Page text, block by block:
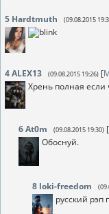
5 Hardtmuth (09.08.2015
4ALEX13 (09.08.2015 19:26) [
Хрень полная если
6At0m (09.08.2015 19:30) [
Обоснуй.
8 loki-freedom
русский